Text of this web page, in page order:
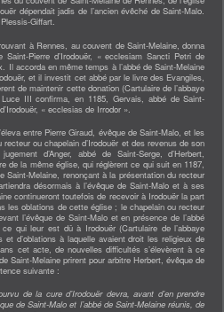
CONDUIRE
DE TERRITOIRE
TOURISME
dépendait jadis de l’ancien évêché de Saint-Malo.
Giffart.
à Rennes, au couvent de Saint-Melaine, donna
Pierre d’Irodouër, « ecclesiam Sancti Petri de
Il accorda en même temps à l’abbé de Saint-Melaine
et il investit cet abbé par le livre des Evangiles,
de maintenir cette donation (Cartulaire de l’abbaye
III confirma, en 1185, Gervais, abbé de Saint-
« ecclesias de Irrodor ».
entre Pierre Giraud, évêque de Saint-Malo, et les
ou chapelain d’Irodouër et des revenus de son
d’Anger, abbé de Saint-Serge, d’Herbert,
de la même église, qui réglèrent ce qui suit en 1187,
Saint-Melaine, renonçant à la présentation du recteur
désormais à l’évêque de Saint-Malo et à ses
continueront toutefois de recevoir à Irodouër la part
les oblations de cette église ; le chapelain ou recteur
l’évêque de Saint-Malo et en présence de l’abbé
qui leur est dû à Irodouër (Cartulaire de l’abbaye
d’oblations à laquelle avaient droit les religieux de
cet acte, de nouvelles difficultés s’élevèrent à ce
Saint-Melaine prirent pour arbitre Herbert, évêque de
suivante :
de la cure d’Irodouër devra, avant d’en prendre
de Saint-Malo et l’abbé de Saint-Melaine réunis, de